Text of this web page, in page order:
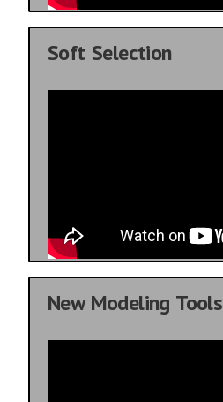
Soft Selection
New Modeling Tools